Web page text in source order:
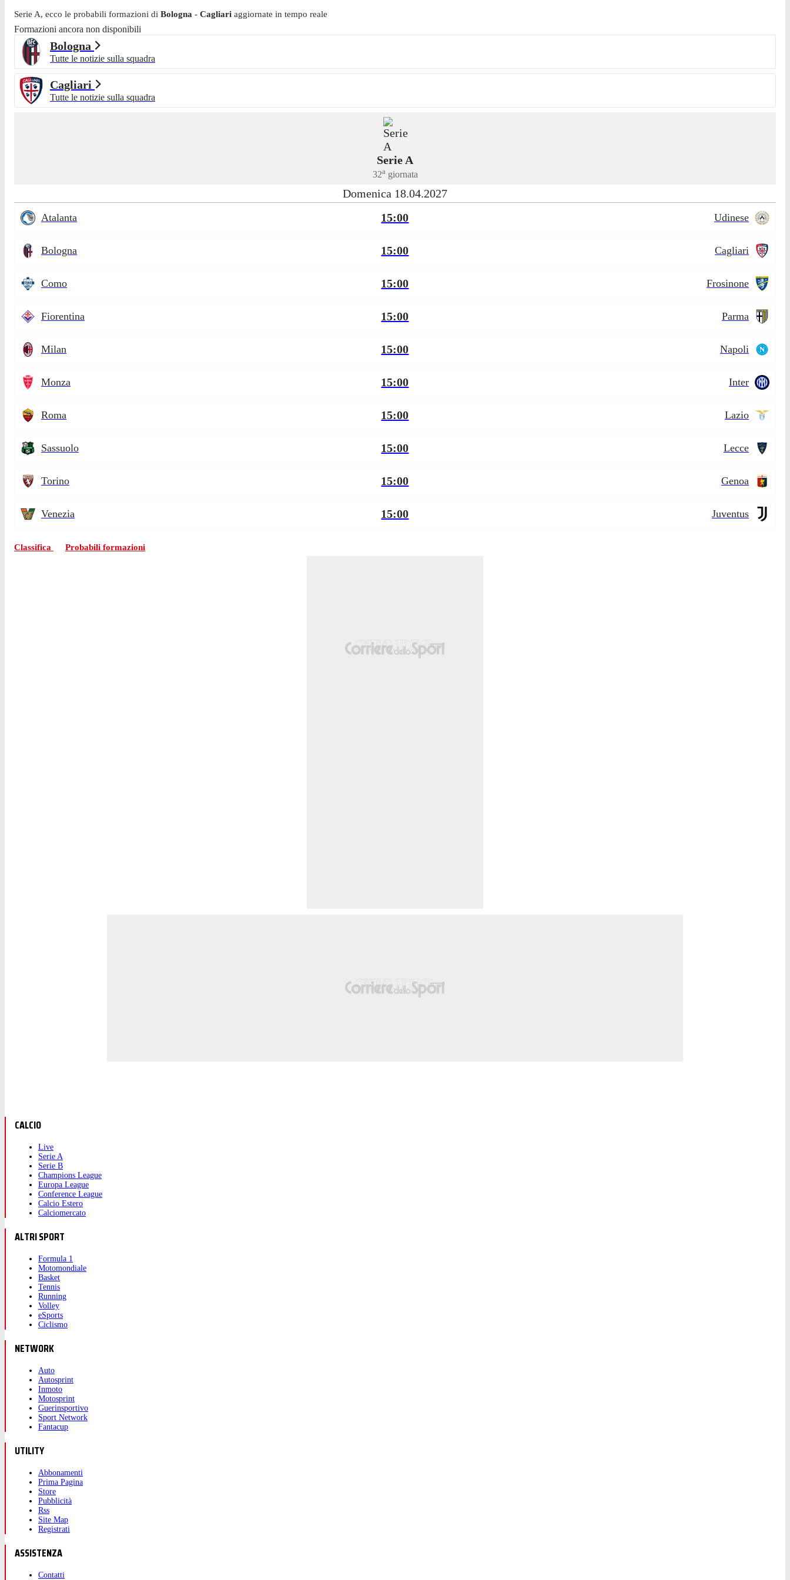
Serie A, ecco le probabili formazioni di Bologna - Cagliari aggiornate in tempo reale
Formazioni ancora non disponibili
Bologna
Tutte le notizie sulla squadra
Cagliari
Tutte le notizie sulla squadra
Serie A
32agiornata
Domenica 18.04.2027
Atalanta 15:00 Udinese
Bologna 15:00 Cagliari
Como 15:00 Frosinone
Fiorentina 15:00 Parma
Milan 15:00 Napoli
Monza 15:00 Inter
Roma 15:00 Lazio
Sassuolo 15:00 Lecce
Torino 15:00 Genoa
Venezia 15:00 Juventus
Classifica Probabili formazioni
CALCIO
Live
Serie A
Serie B
Champions League
Europa League
Conference League
Calcio Estero
Calciomercato
ALTRI SPORT
Formula 1
Motomondiale
Basket
Tennis
Running
Volley
eSports
Ciclismo
NETWORK
Auto
Autosprint
Inmoto
Motosprint
Guerinsportivo
Sport Network
Fantacup
UTILITY
Abbonamenti
Prima Pagina
Store
Pubblicità
Rss
Site Map
Registrati
ASSISTENZA
Contatti